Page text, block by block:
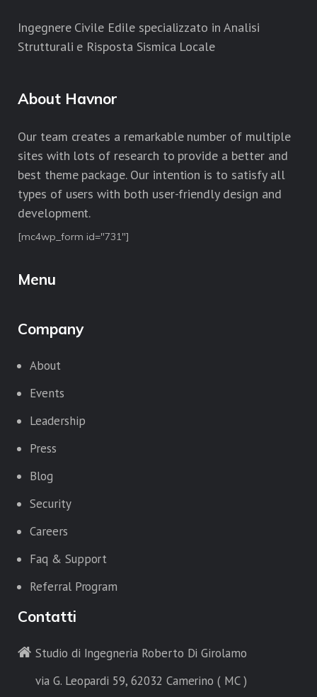
Ingegnere Civile Edile specializzato in Analisi
Strutturali e Risposta Sismica Locale
About Havnor
Our team creates a remarkable number of multiple
sites with lots of research to provide a better and
best theme package. Our intention is to satisfy all
types of users with both user-friendly design and
development.
[mc4wp_form id="731"]
Menu
Company
About
Events
Leadership
Press
Blog
Security
Careers
Faq & Support
Referral Program
Contatti
Studio di Ingegneria Roberto Di Girolamo
via G. Leopardi 59, 62032 Camerino ( MC )